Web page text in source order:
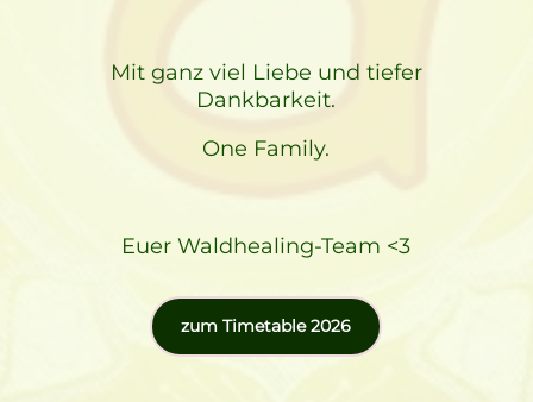
Mit ganz viel Liebe und tiefer
Dankbarkeit.
One Family.
Euer Waldhealing-Team <3
zum Timetable 2026